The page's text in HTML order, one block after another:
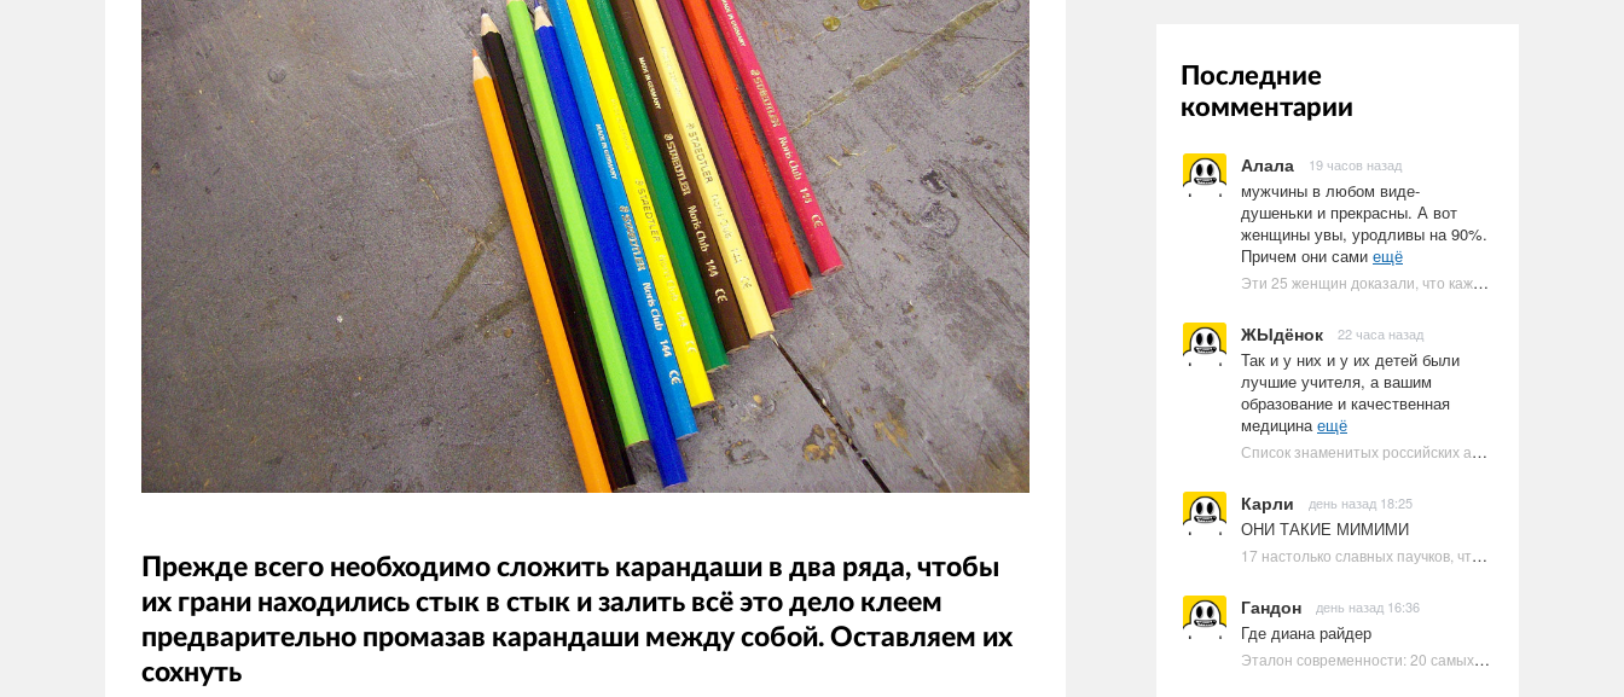
Прежде всего необходимо сложить карандаши в два ряда, чтобы
их грани находились стык в стык и залить всё это дело клеем
предварительно промазав карандаши между собой. Оставляем их
сохнуть
Последние
комментарии
Алала 19 часов назад
мужчины в любом виде-
душеньки и прекрасны. А вот
женщины увы, уродливы на 90%.
Причем они сами ещё
Эти 25 женщин доказали, что каждое тело имеет право быть в бикини
ЖЫдёнок 22 часа назад
Так и у них и у их детей были
лучшие учителя, а вашим
образование и качественная
медицинаещё
Список знаменитых российских артистов-евреев | Ультрамарин
Карли день назад 18:25
ОНИ ТАКИЕ МИМИМИ
17 настолько славных паучков, что даже у арахнофобов появится желание их погладить
Гандон день назад 16:36
Где диана райдер
Эталон современности: 20 самых красивых и привлекательных актрис Голливуда, по мнению Google | Ультрамарин